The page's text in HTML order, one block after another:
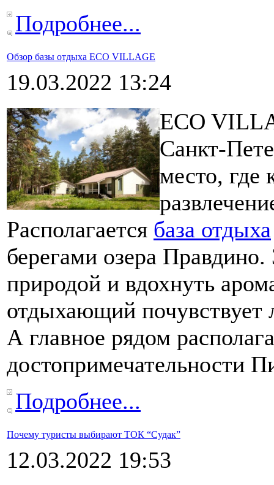
Подробнее...
Обзор базы отдыха ECO VILLAGE
19.03.2022 13:24
ECO
Санкт-
место, где
Располагается база отдыха
берегами озера
природой и вдохнуть
отдыхающий почувствует
А главное рядом
достопримечательности
Подробнее...
Почему туристы выбирают ТОК “Судак”
12.03.2022 19:53